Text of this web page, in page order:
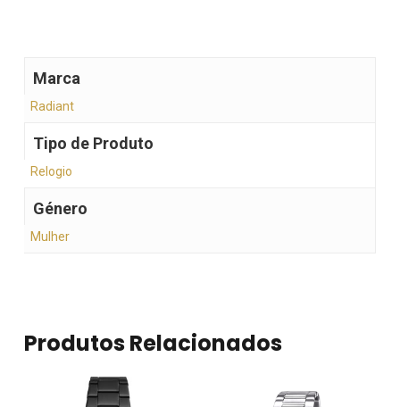
Marca
Radiant
Tipo de Produto
Relogio
Género
Mulher
Produtos Relacionados